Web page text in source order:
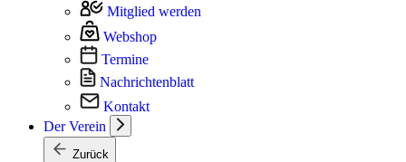
Mitglied werden
Webshop
Termine
Nachrichtenblatt
Kontakt
Der Verein
Zurück